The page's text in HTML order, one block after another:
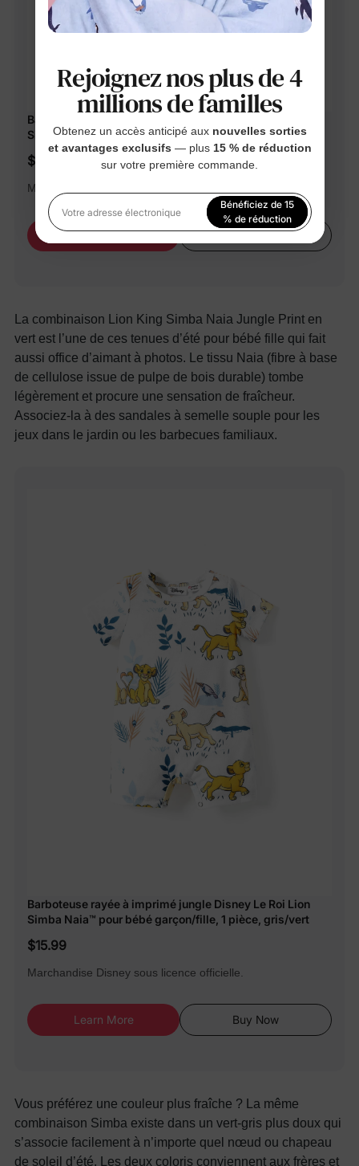
Barboteuse rayée à imprimé jungle Disney Le Roi Lion
Simba Naia™ pour bébé garçon/fille, 1 pièce, verte
$15.99
Marchandise Disney sous licence officielle.
Learn More Buy Now
La combinaison Lion King Simba Naia Jungle Print en
vert est l’une de ces tenues d’été pour bébé fille qui fait
aussi office d’aimant à photos. Le tissu Naia (fibre à base
de cellulose issue de pulpe de bois durable) tombe
légèrement et procure une sensation de fraîcheur.
Associez-la à des sandales à semelle souple pour les
jeux dans le jardin ou les barbecues familiaux.
Barboteuse rayée à imprimé jungle Disney Le Roi Lion
Simba Naia™ pour bébé garçon/fille, 1 pièce, gris/vert
$15.99
Marchandise Disney sous licence officielle.
Learn More Buy Now
Vous préférez une couleur plus fraîche ? La même
combinaison Simba existe dans un vert-gris plus doux qui
s’associe facilement à n’importe quel nœud ou chapeau
de soleil d’été. Les deux coloris conviennent aux frères et
Rejoignez nos plus de 4
millions de familles
Obtenez un accès anticipé aux nouvelles sorties
et avantages exclusifs — plus 15 % de réduction
sur votre première commande.
Votre adresse électronique
Bénéficiez de 15
% de réduction
En vous inscrivant, vous acceptez notrePolitique de